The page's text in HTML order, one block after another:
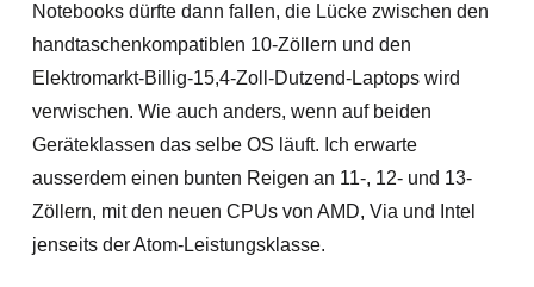
Notebooks dürfte dann fallen, die Lücke zwischen den
handtaschenkompatiblen 10-Zöllern und den
Elektromarkt-Billig-15,4-Zoll-Dutzend-Laptops wird
verwischen. Wie auch anders, wenn auf beiden
Geräteklassen das selbe OS läuft. Ich erwarte
ausserdem einen bunten Reigen an 11-, 12- und 13-
Zöllern, mit den neuen CPUs von AMD, Via und Intel
jenseits der Atom-Leistungsklasse.